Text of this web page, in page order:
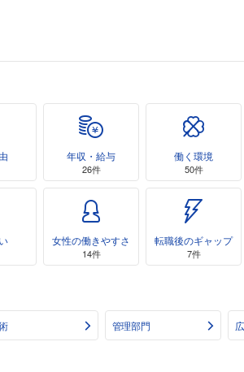
年収・給与
26件
働く環境
50件
女性の働きやすさ
14件
転職後のギャップ
7件
管理部門